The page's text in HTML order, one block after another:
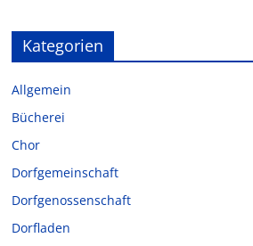
Kategorien
Allgemein
Bücherei
Chor
Dorfgemeinschaft
Dorfgenossenschaft
Dorfladen